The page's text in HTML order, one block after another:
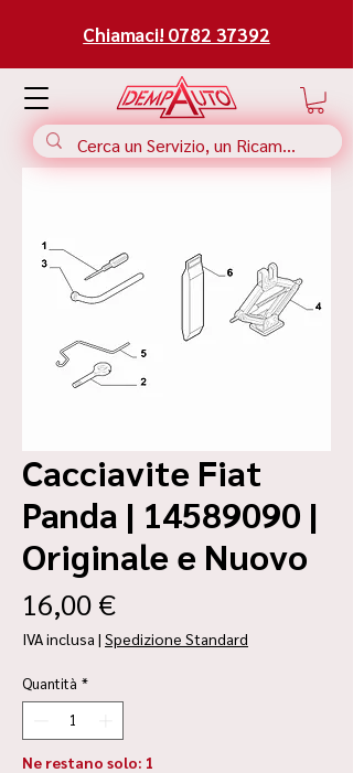
Chiamaci! 0782 37392
Cacciavite Fiat
Panda | 14589090 |
Originale e Nuovo
16,00 €Prezzo
IVA inclusa | Spedizione Standard
Quantità *
Ne restano solo: 1